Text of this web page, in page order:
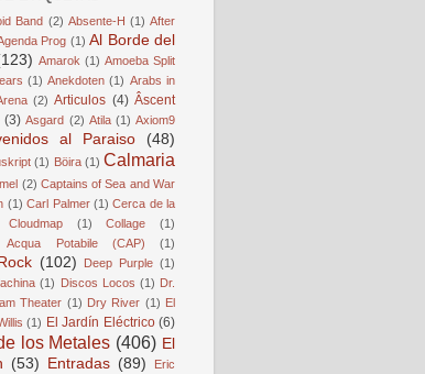
Band (2) Absente-H (1) After
Prog (1) Al Borde del
Amarok (1) Amoeba Split
(1) Anekdoten (1) Arabs in
(2) Articulos (4) Âscent
(3) Asgard (2) Atila (1) Axiom9
al Paraiso (48)
(1) Böira (1) Calmaria
(2) Captains of Sea and War
(1) Carl Palmer (1) Cerca de la
Cloudmap (1) Collage
(1)
Acqua Potabile (CAP)
(1)
(102) Deep Purple (1)
(1) Discos Locos (1) Dr.
Theater (1) Dry River (1) El
(1) El Jardín Eléctrico (6)
los Metales (406) El
(53) Entradas (89)
Eric